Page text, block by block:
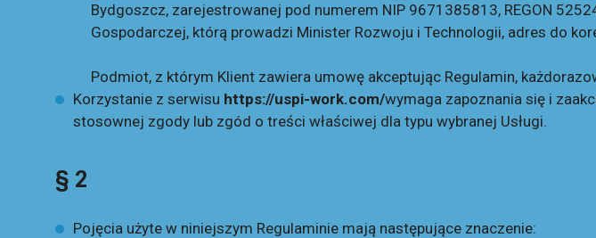
Bydgoszcz, zarejestrowanej pod numerem NIP 9671385813, REGON
Gospodarczej, którą prowadzi Minister Rozwoju i Technologii, adres do
Podmiot, z którym Klient zawiera umowę akceptując Regulamin,
Korzystanie z serwisu https://uspi-work.com/wymaga zapoznania się i
stosownej zgody lub zgód o treści właściwej dla typu wybranej Usługi.
§ 2
Pojęcia użyte w niniejszym Regulaminie mają następujące znaczenie: